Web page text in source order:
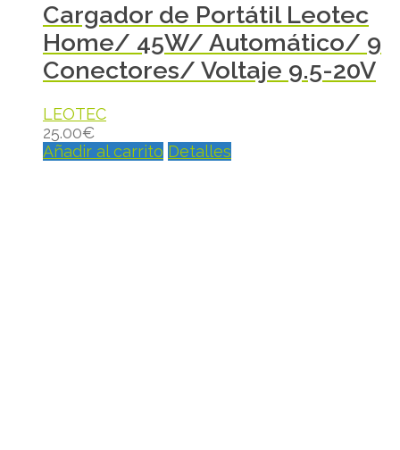
Cargador de Portátil Leotec
Home/ 45W/ Automático/ 9
Conectores/ Voltaje 9.5-20V
LEOTEC
25.00€
Añadir al carrito Detalles